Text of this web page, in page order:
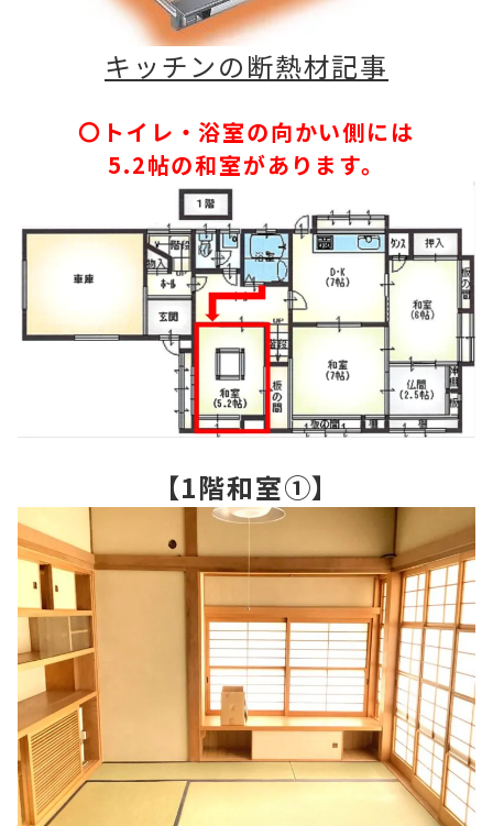
キッチンの断熱材記事
〇トイレ・浴室の向かい側には
5.2帖の和室があります。
【1階和室①】